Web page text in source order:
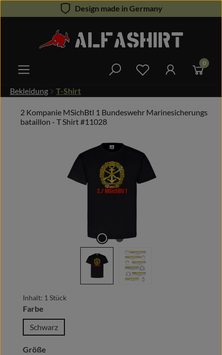
Zum Hauptinhalt springenDesign made in Germany
Du hast 0 0
Bekleidung T-Shirt
2 Kompanie MSichBtl 1 Bundeswehr Marinesicherungs
bataillon - T Shirt #11028
Bildergalerie überspringen
Inhalt: 1 Stück
Farbe
Schwarz
Größe